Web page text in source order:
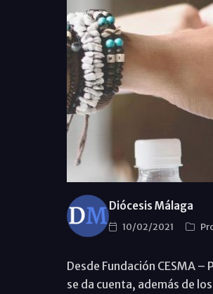
Diócesis Málaga
10/02/2021
Desde Fundación CESMA
se da cuenta, además de